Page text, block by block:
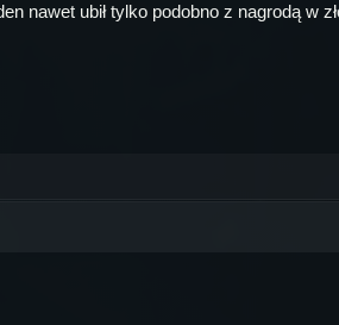
nawet ubił tylko podobno z nagrodą w